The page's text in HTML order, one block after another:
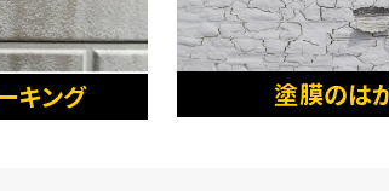
キング 塗膜のは